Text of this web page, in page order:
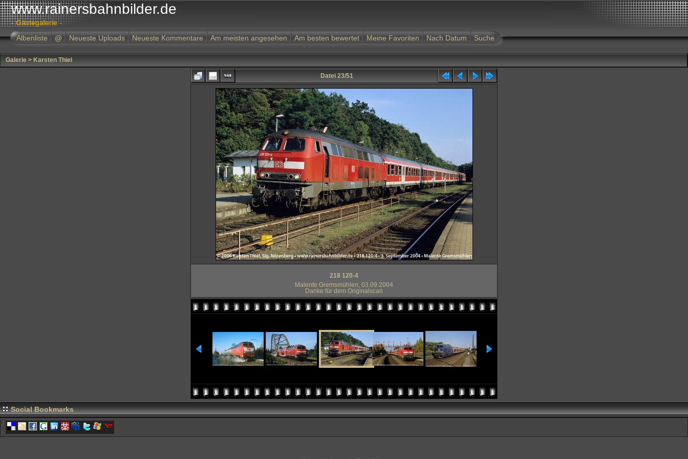
www.rainersbahnbilder.de
- Gästegalerie -
Albenliste
@ Neueste Uploads Neueste Kommentare Am meisten angesehen Am besten bewertet Meine Favoriten Nach Datum Suche
Galerie > Karsten Thiel
Datei 23/51
218 120-4
Malente Gremsmühlen, 03.09.2004
Danke für dem Originalscan
Social Bookmarks